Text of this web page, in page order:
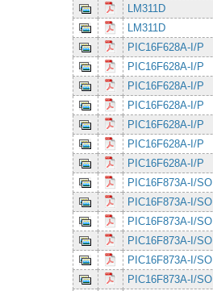
LM311D
LM311D
PIC16F628A-I/P
PIC16F628A-I/P
PIC16F628A-I/P
PIC16F628A-I/P
PIC16F628A-I/P
PIC16F628A-I/P
PIC16F628A-I/P
PIC16F873A-I/SO
PIC16F873A-I/SO
PIC16F873A-I/SO
PIC16F873A-I/SO
PIC16F873A-I/SO
PIC16F873A-I/SO